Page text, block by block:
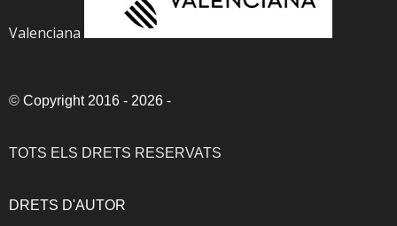
Valenciana
© Copyright 2016 - 2026 -
TOTS ELS DRETS RESERVATS
DRETS D'AUTOR